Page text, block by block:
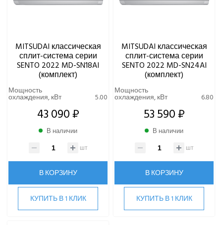
MITSUDAI классическая
сплит-система серии
SENTO 2022 MD-SN18AI
(комплект)
Мощность
охлаждения, кВт 5.00
43 090 ₽
В наличии
шт
В КОРЗИНУ
КУПИТЬ В 1 КЛИК
MITSUDAI классическая
сплит-система серии
SENTO 2022 MD-SN24AI
(комплект)
Мощность
охлаждения, кВт 6.80
53 590 ₽
В наличии
шт
В КОРЗИНУ
КУПИТЬ В 1 КЛИК